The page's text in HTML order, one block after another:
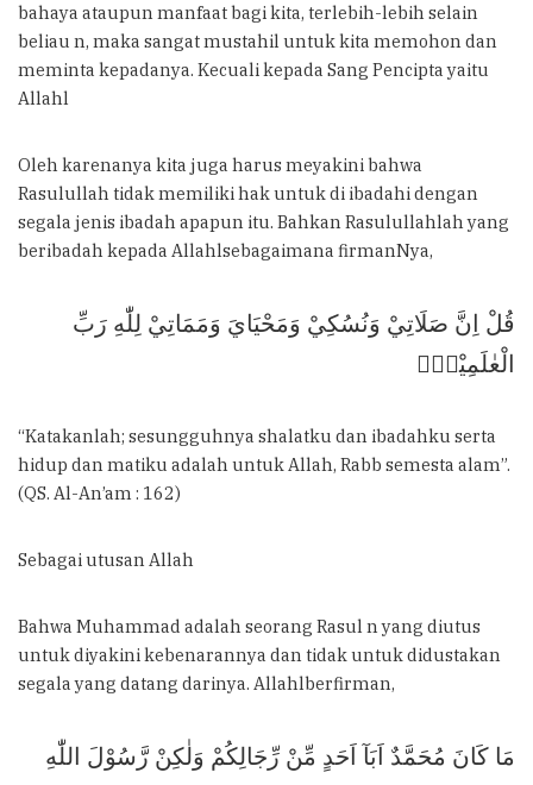
bahaya ataupun manfaat bagi kita, terlebih-lebih selain
beliau n, maka sangat mustahil untuk kita memohon dan
meminta kepadanya. Kecuali kepada Sang Pencipta yaitu
Allahl
Oleh karenanya kita juga harus meyakini bahwa
Rasulullah tidak memiliki hak untuk di ibadahi dengan
segala jenis ibadah apapun itu. Bahkan Rasulullahlah yang
beribadah kepada Allahlsebagaimana firmanNya,
قُلْ اِنَّ صَلَاتِيْ وَنُسُكِيْ وَمَحْيَايَ وَمَمَاتِيْ لِلّٰهِ رَبِّ
الْعٰلَمِيْنَۙ
“Katakanlah; sesungguhnya shalatku dan ibadahku serta
hidup dan matiku adalah untuk Allah, Rabb semesta alam”.
(QS. Al-An’am : 162)
Sebagai utusan Allah
Bahwa Muhammad adalah seorang Rasul n yang diutus
untuk diyakini kebenarannya dan tidak untuk didustakan
segala yang datang darinya. Allahlberfirman,
مَا كَانَ مُحَمَّدٌ اَبَآ اَحَدٍ مِّنْ رِّجَالِكُمْ وَلٰكِنْ رَّسُوْلَ اللّٰهِ